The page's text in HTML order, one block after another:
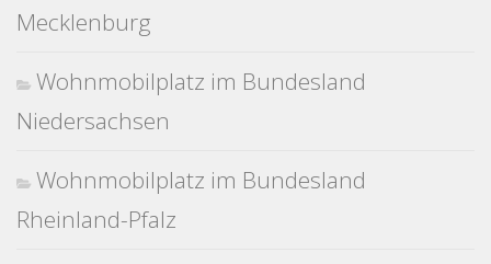
Mecklenburg
Wohnmobilplatz im Bundesland
Niedersachsen
Wohnmobilplatz im Bundesland
Rheinland-Pfalz